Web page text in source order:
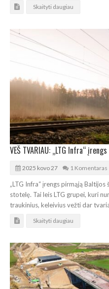
Skaityti daugiau
2025 kovo 27 1 Komentaras
„LTG Infra“ įrengs pirmąją
stotelę. Tai leis LTG grupei, kuri
traukinius, keleivius vežti dar
Skaityti daugiau